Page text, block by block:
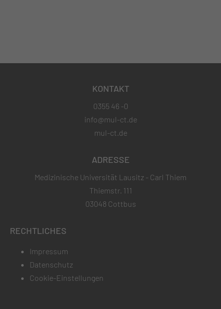
KONTAKT
0355 46 -0
info@mul-ct.de
mul-ct.de
ADRESSE
Medizinische Universität Lausitz - Carl Thiem
Thiemstr. 111
03048 Cottbus
RECHTLICHES
Impressum
Datenschutz
Cookie-Einstellungen